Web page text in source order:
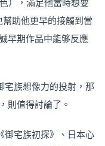
），滿足他當時想要
助他更早的接觸到當
早期作品中能够反應
宅族想像力的投射，那
則值得討論了。
御宅族初探》、日本心